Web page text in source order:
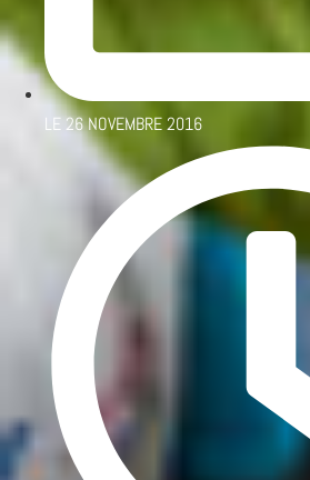
LE26 NOVEMBRE 2016